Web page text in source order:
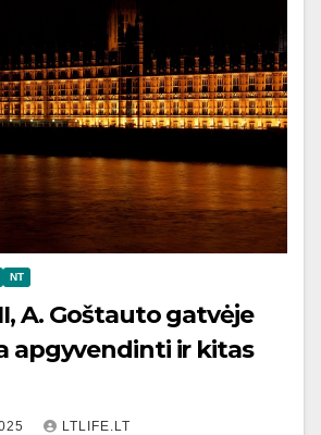
NT
A. Goštauto gatvėje
apgyvendinti ir kitas
LTLIFE.LT